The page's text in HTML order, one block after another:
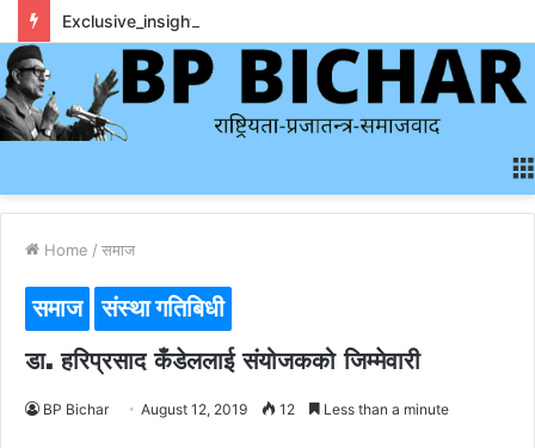
Home / समाज
समाज संस्था गतिबिधी
डा. हरिप्रसाद कँडेललाई संयोजकको जिम्मेवारी
BP Bichar August 12, 2019 12 Less than a minute